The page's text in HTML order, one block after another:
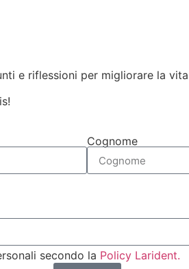
e riflessioni per migliorare la
Cognome
secondo la Policy Larident.